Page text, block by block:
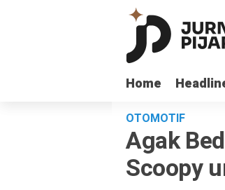
Home
Home
OTOMOTIF
Agak
Scoopy